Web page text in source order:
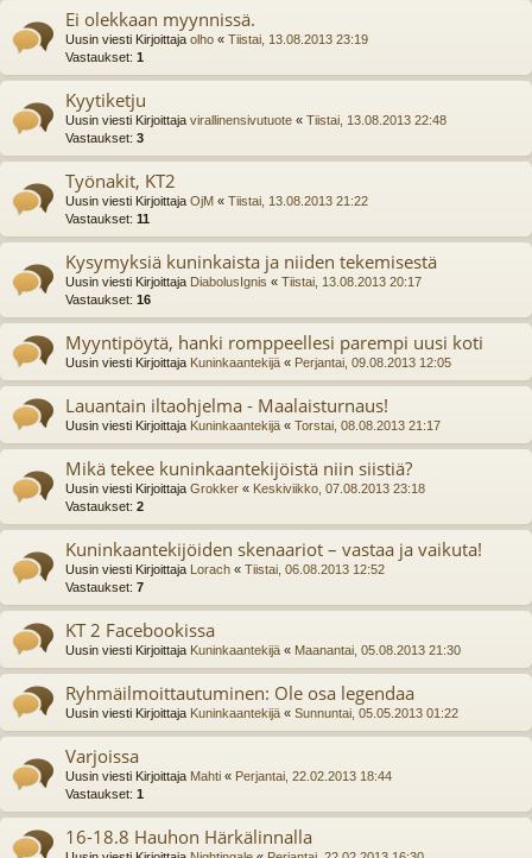
Ei olekkaan myynnissä.
Uusin viesti Kirjoittaja olho « Tiistai, 13.08.2013 23:19
Vastaukset: 1
Kyytiketju
Uusin viesti Kirjoittaja virallinensivutuote « Tiistai, 13.08.2013 22:48
Vastaukset: 3
Työnakit, KT2
Uusin viesti Kirjoittaja OjM « Tiistai, 13.08.2013 21:22
Vastaukset: 11
Kysymyksiä kuninkaista ja niiden tekemisestä
Uusin viesti Kirjoittaja DiabolusIgnis « Tiistai, 13.08.2013 20:17
Vastaukset: 16
Myyntipöytä, hanki romppeellesi parempi uusi koti
Uusin viesti Kirjoittaja Kuninkaantekijä « Perjantai, 09.08.2013 12:05
Lauantain iltaohjelma - Maalaisturnaus!
Uusin viesti Kirjoittaja Kuninkaantekijä « Torstai, 08.08.2013 21:17
Mikä tekee kuninkaantekijöistä niin siistiä?
Uusin viesti Kirjoittaja Grokker « Keskiviikko, 07.08.2013 23:18
Vastaukset: 2
Kuninkaantekijöiden skenaariot – vastaa ja vaikuta!
Uusin viesti Kirjoittaja Lorach « Tiistai, 06.08.2013 12:52
Vastaukset: 7
KT 2 Facebookissa
Uusin viesti Kirjoittaja Kuninkaantekijä « Maanantai, 05.08.2013 21:30
Ryhmäilmoittautuminen: Ole osa legendaa
Uusin viesti Kirjoittaja Kuninkaantekijä « Sunnuntai, 05.05.2013 01:22
Varjoissa
Uusin viesti Kirjoittaja Mahti « Perjantai, 22.02.2013 18:44
Vastaukset: 1
16-18.8 Hauhon Härkälinnalla